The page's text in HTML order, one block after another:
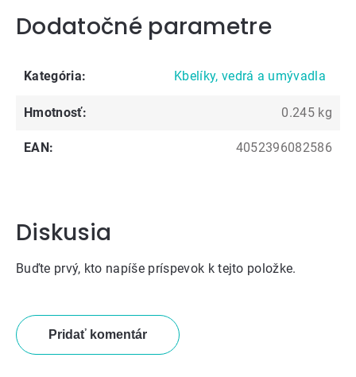
Dodatočné parametre
Kategória: Kbelíky, vedrá a umývadla
Hmotnosť: 0.245 kg
EAN: 4052396082586
Diskusia
Buďte prvý, kto napíše príspevok k tejto položke.
Pridať komentár